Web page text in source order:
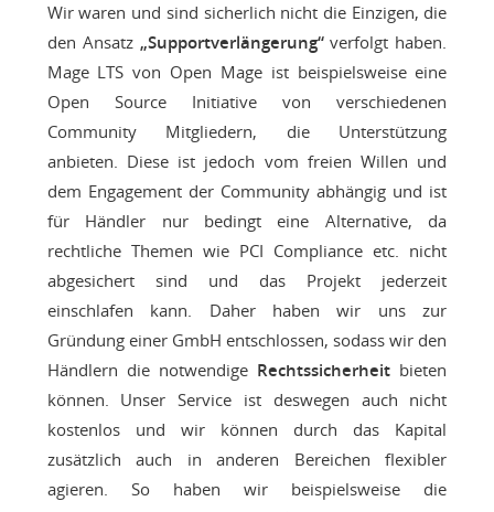
Wir waren und sind sicherlich nicht die Einzigen, die
den Ansatz „Supportverlängerung“verfolgt haben.
Mage LTS von Open Mage ist beispielsweise eine
Open Source Initiative von verschiedenen
Community Mitgliedern, die Unterstützung
anbieten. Diese ist jedoch vom freien Willen und
dem Engagement der Community abhängig und ist
für Händler nur bedingt eine Alternative, da
rechtliche Themen wie PCI Compliance etc. nicht
abgesichert sind und das Projekt jederzeit
einschlafen kann. Daher haben wir uns zur
Gründung einer GmbH entschlossen, sodass wir den
Händlern die notwendige Rechtssicherheit bieten
können. Unser Service ist deswegen auch nicht
kostenlos und wir können durch das Kapital
zusätzlich auch in anderen Bereichen flexibler
agieren. So haben wir beispielsweise die